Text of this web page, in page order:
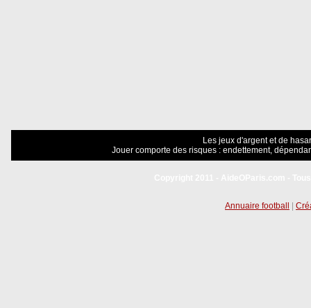
Les jeux d'argent et de
Jouer comporte des risques : endettement,
Annuaire football